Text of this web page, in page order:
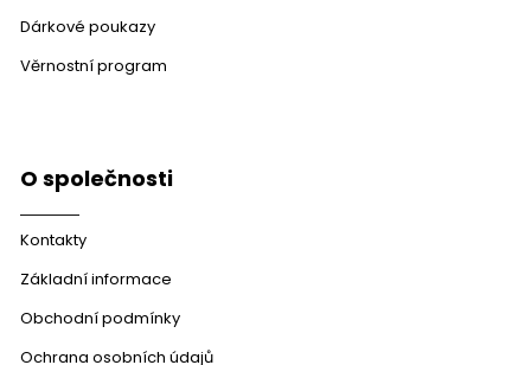
Dárkové poukazy
Věrnostní program
O společnosti
Kontakty
Základní informace
Obchodní podmínky
Ochrana osobních údajů